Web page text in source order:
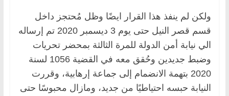
ولكن لم ينفذ هذا القرار ايضًا وظل مُحتجز داخل
قسم قصر النيل حتى يوم 3 ديسمبر 2020 تم إرساله
الي نيابة أمن الدولة للمرة الثالثة بمحضر تحريات
وضبط جديدين وحُقق معه في القضية 1056 لسنة
2020 بتهمة الانضمام إلى جماعة إرهابية، وقررت
النيابة حبسه احتياطيًا من جديد، ومازال محبوسًا حتى